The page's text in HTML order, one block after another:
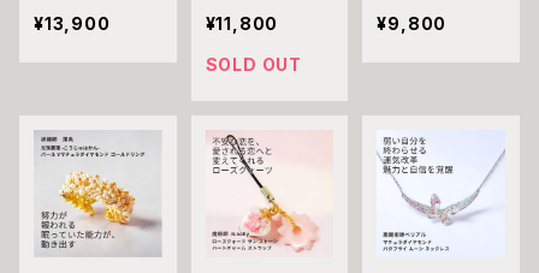
分磨き 印象操作
じない 白魔術
られる てぃだの
輝虹玉(きらだ
ま) 光が差すた
出す 魔除け 浄
化 天然石 サン
キャッチャー ユ
タ ローズクォー
ツ アメジスト 祈
祷 送念 開運 幸
¥13,900
せ勝負に強くな
る ゴールドルチ
ルクォーツ パワ
スレット 天然石
御守り 金運 財
運 引き寄せ 子
宝 子授け 運気
アップ 開運 おま
じない 占い 開
¥11,800
SOLD OUT
にも やり直した
い人にも 愛を結
び直す 復縁 仲
ン ガラスチャー
ム ネックレス ユ
タ 占い 祈祷 送
念 人間関係円
満 恋愛成就 復
縁 復活 喧嘩 沖
¥9,800